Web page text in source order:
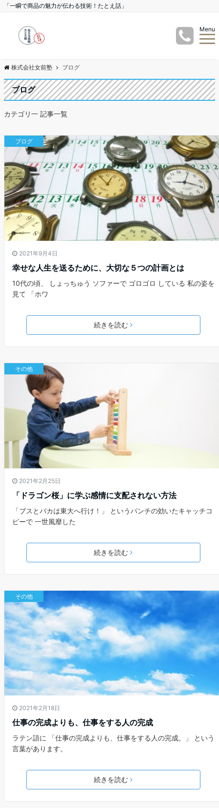
「一瞬で商品の魅力が伝わる技術！たとえ話」
Menu
株式会社女前塾 ブログ
ブログ
カテゴリ一 記事一覧
ブログ
2021年9月4日
幸せな人生を送るために、大切な５つの計画とは
10代の頃、 しょっちゅう ソファーで ゴロゴロ している 私の姿を
見て 「ホワ
続きを読む
その他
2021年2月25日
「ドラゴン桜」に学ぶ感情に支配されない方法
「ブスとバカは東大へ行け！」 というパンチの効いたキャッチコ
ピーで 一世風靡した
続きを読む
その他
2021年2月18日
仕事の完成よりも、仕事をする人の完成
ラテン語に 「仕事の完成よりも、仕事をする人の完成。」 という
言葉があります。
続きを読む